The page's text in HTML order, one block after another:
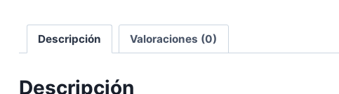
Descripción Valoraciones (0)
Descripción